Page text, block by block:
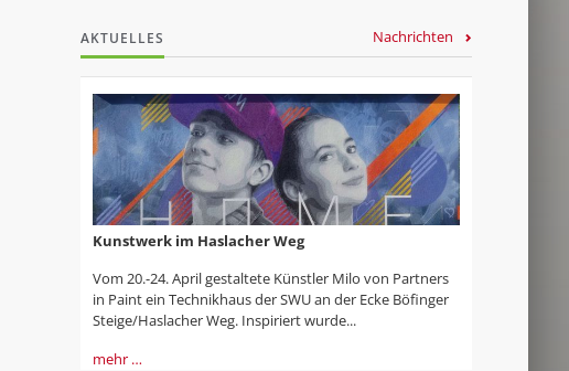
AKTUELLES Nachrichten
Kunstwerk im Haslacher Weg
Vom 20.-24. April gestaltete Künstler Milo von Partners
in Paint ein Technikhaus der SWU an der Ecke Böfinger
Steige/Haslacher Weg. Inspiriert wurde...
mehr …